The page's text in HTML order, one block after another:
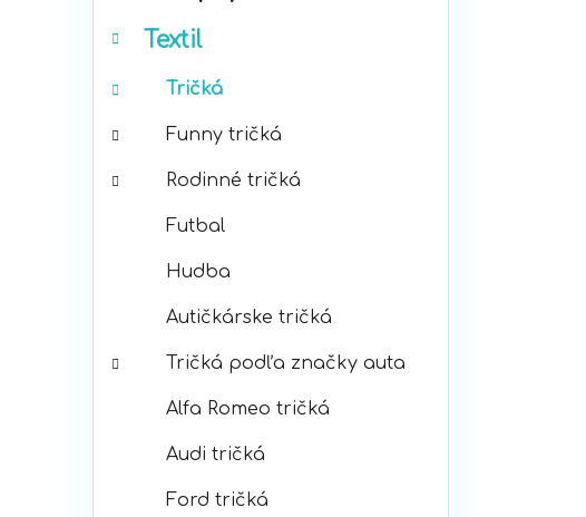
i
Textil
Tričká
Funny tričká
Rodinné tričká
Futbal
Hudba
Autičkárske tričká
Tričká podľa značky auta
Alfa Romeo tričká
Audi tričká
Ford tričká